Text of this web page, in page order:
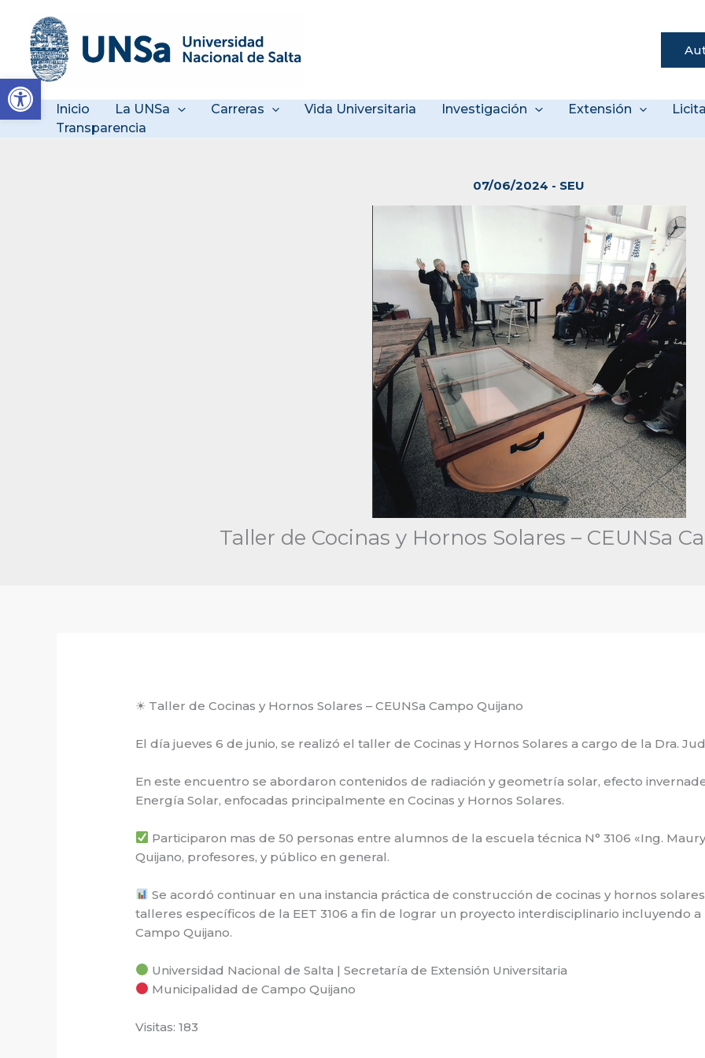
Abrir barra de herramientas
contenido
Inicio La UNSa Carreras Vida Universitaria Investigación Extensión
Transparencia
07/06/2024 - SEU
Taller de Cocinas y Hornos Solares – CEUNSa
☀ Taller de Cocinas y Hornos Solares – CEUNSa Campo Quijano
El día jueves 6 de junio, se realizó el taller de Cocinas y Hornos Solares a cargo de la Dra.
En este encuentro se abordaron contenidos de radiación y geometría solar, efecto
Energía Solar, enfocadas principalmente en Cocinas y Hornos Solares.
Participaron mas de 50 personas entre alumnos de la escuela técnica N° 3106 «Ing.
Quijano, profesores, y público en general.
Se acordó continuar en una instancia práctica de construcción de cocinas y hornos
talleres específicos de la EET 3106 a fin de lograr un proyecto interdisciplinario incluyendo
Campo Quijano.
Universidad Nacional de Salta | Secretaría de Extensión Universitaria
Municipalidad de Campo Quijano
Visitas: 183